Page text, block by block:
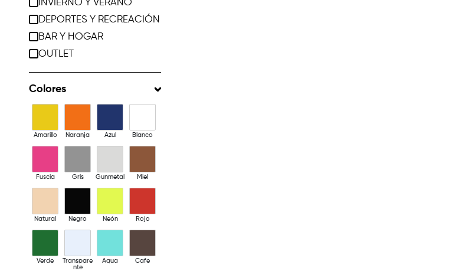
INVIERNO Y VERANO
DEPORTES Y RECREACIÓN
BAR Y HOGAR
OUTLET
Colores
Amarillo Naranja Azul Blanco
Fuscia Gris Gunmetal Miel
Natural Negro Neón Rojo
Verde
Transpare
nte
Aqua Cafe